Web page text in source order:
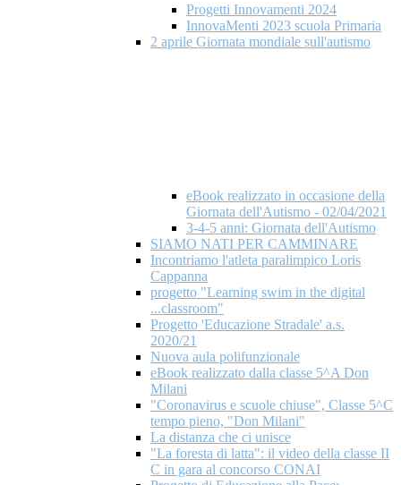
Progetti Innovamenti 2024
InnovaMenti 2023 scuola Primaria
2 aprile Giornata mondiale​ sull'autismo
eBook realizzato in occasione della
Giornata dell'Autismo - 02/04/2021
3-4-5 anni: Giornata dell'Autismo
SIAMO NATI PER CAMMINARE
Incontriamo l'atleta paralimpico Loris
Cappanna
progetto "Learning swim in the digital
...classroom"
Progetto 'Educazione Stradale' a.s.
2020/21
Nuova aula polifunzionale
eBook realizzato dalla classe 5^A Don
Milani
"Coronavirus e scuole chiuse", Classe 5^C
tempo pieno, "Don Milani"
La distanza che ci unisce
"La foresta di latta": il video della classe II
C in gara al concorso CONAI